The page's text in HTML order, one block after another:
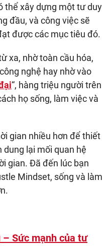
thể xây dựng một tư duy
đầu, và công việc sẽ
được các mục tiêu đó.
xa, nhờ toàn cầu hóa,
nghệ hay nhờ vào
“, hàng triệu người trên
họ sống, làm việc và
gian nhiều hơn để thiết
dung lại mối quan hệ
gian. Đã đến lúc bạn
Mindset, sống và làm
Sức mạnh của tư